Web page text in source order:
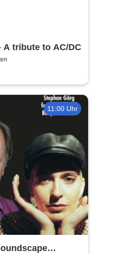
A tribute to AC/DC
11:00 Uhr